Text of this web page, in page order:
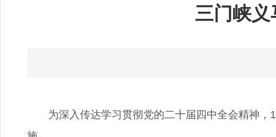
三门峡
为深入传达学习贯彻党的二十届四中全会精神，